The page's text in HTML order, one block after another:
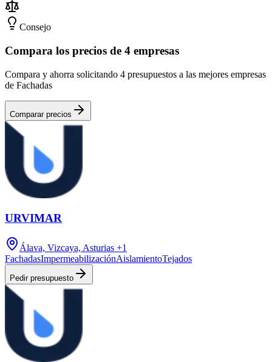
Consejo
Compara los precios de 4 empresas
Compara y ahorra solicitando 4 presupuestos a las mejores empresas
de Fachadas
Comparar precios
URVIMAR
Álava, Vizcaya, Asturias +1
FachadasImpermeabilizaciónAislamientoTejados
Pedir presupuesto